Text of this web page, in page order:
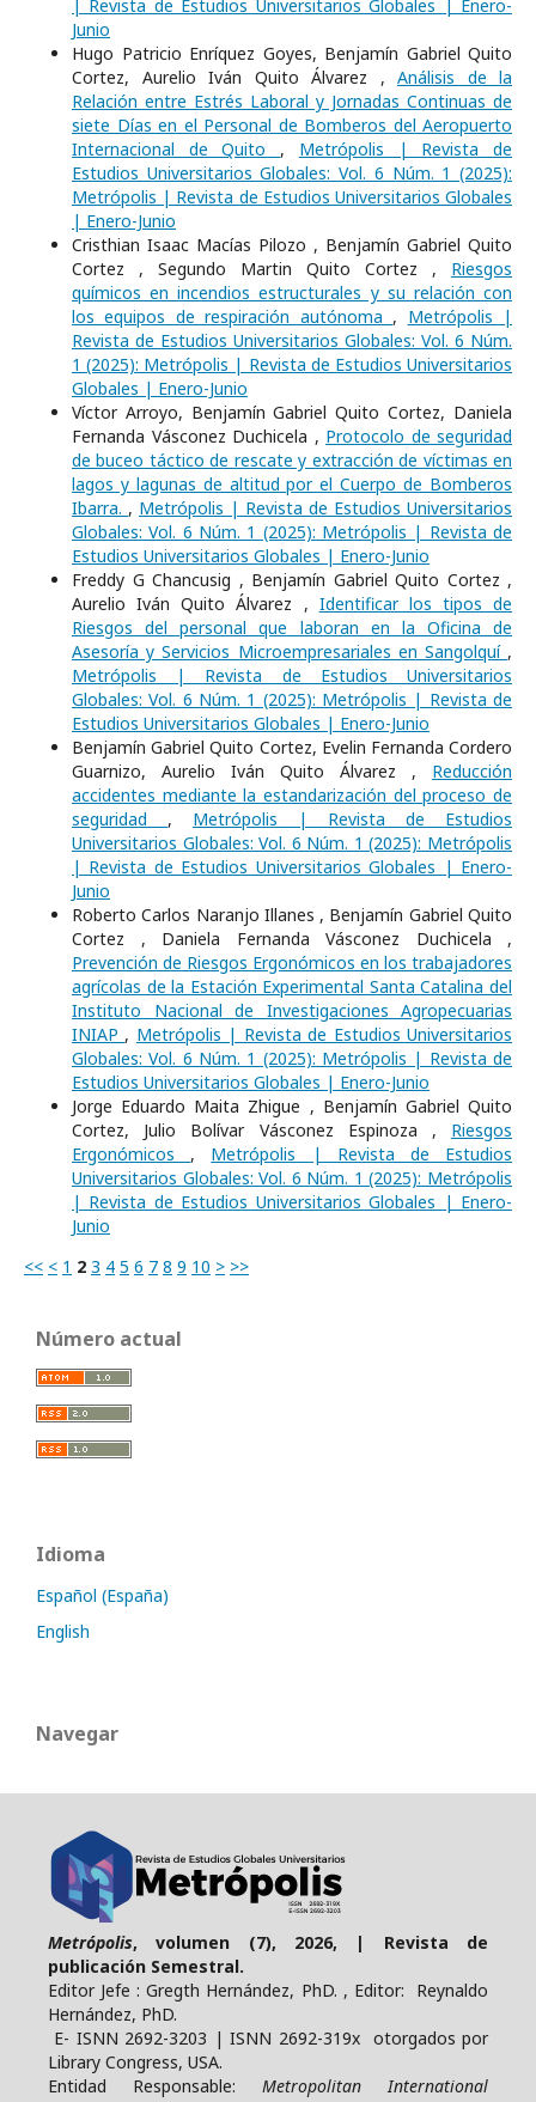
| Revista de Estudios Universitarios Globales | Enero-
Junio
Hugo Patricio Enríquez Goyes, Benjamín Gabriel Quito
Cortez, Aurelio Iván Quito Álvarez , Análisis de la
Relación entre Estrés Laboral y Jornadas Continuas de
siete Días en el Personal de Bomberos del Aeropuerto
Internacional de Quito , Metrópolis | Revista de
Estudios Universitarios Globales: Vol. 6 Núm. 1 (2025):
Metrópolis | Revista de Estudios Universitarios Globales
| Enero-Junio
Cristhian Isaac Macías Pilozo , Benjamín Gabriel Quito
Cortez , Segundo Martin Quito Cortez , Riesgos
químicos en incendios estructurales y su relación con
los equipos de respiración autónoma , Metrópolis |
Revista de Estudios Universitarios Globales: Vol. 6 Núm.
1 (2025): Metrópolis | Revista de Estudios Universitarios
Globales | Enero-Junio
Víctor Arroyo, Benjamín Gabriel Quito Cortez, Daniela
Fernanda Vásconez Duchicela , Protocolo de seguridad
de buceo táctico de rescate y extracción de víctimas en
lagos y lagunas de altitud por el Cuerpo de Bomberos
Ibarra. , Metrópolis | Revista de Estudios Universitarios
Globales: Vol. 6 Núm. 1 (2025): Metrópolis | Revista de
Estudios Universitarios Globales | Enero-Junio
Freddy G Chancusig , Benjamín Gabriel Quito Cortez ,
Aurelio Iván Quito Álvarez , Identificar los tipos de
Riesgos del personal que laboran en la Oficina de
Asesoría y Servicios Microempresariales en Sangolquí ,
Metrópolis | Revista de Estudios Universitarios
Globales: Vol. 6 Núm. 1 (2025): Metrópolis | Revista de
Estudios Universitarios Globales | Enero-Junio
Benjamín Gabriel Quito Cortez, Evelin Fernanda Cordero
Guarnizo, Aurelio Iván Quito Álvarez , Reducción
accidentes mediante la estandarización del proceso de
seguridad , Metrópolis | Revista de Estudios
Universitarios Globales: Vol. 6 Núm. 1 (2025): Metrópolis
| Revista de Estudios Universitarios Globales | Enero-
Junio
Roberto Carlos Naranjo Illanes , Benjamín Gabriel Quito
Cortez , Daniela Fernanda Vásconez Duchicela ,
Prevención de Riesgos Ergonómicos en los trabajadores
agrícolas de la Estación Experimental Santa Catalina del
Instituto Nacional de Investigaciones Agropecuarias
INIAP , Metrópolis | Revista de Estudios Universitarios
Globales: Vol. 6 Núm. 1 (2025): Metrópolis | Revista de
Estudios Universitarios Globales | Enero-Junio
Jorge Eduardo Maita Zhigue , Benjamín Gabriel Quito
Cortez, Julio Bolívar Vásconez Espinoza , Riesgos
Ergonómicos , Metrópolis | Revista de Estudios
Universitarios Globales: Vol. 6 Núm. 1 (2025): Metrópolis
| Revista de Estudios Universitarios Globales | Enero-
Junio
<< < 1 2 3 4 5 6 7 8 9 10 > >>
Número actual
Idioma
Español (España)
English
Navegar
Metrópolis, volumen (7), 2026, | Revista de
publicación Semestral.
Editor Jefe : Gregth Hernández, PhD. , Editor: Reynaldo
Hernández, PhD.
E- ISNN 2692-3203 | ISNN 2692-319x otorgados por
Library Congress, USA.
Entidad Responsable: Metropolitan International